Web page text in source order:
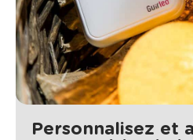
Personnalisez et